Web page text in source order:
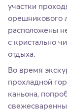
участки
орешникового
расположены
с кристально
отдыха.
Во время
прохладной
каньона,